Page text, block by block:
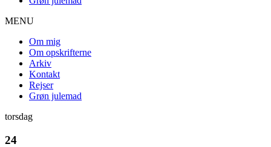
MENU
Om mig
Om opskrifterne
Arkiv
Kontakt
Rejser
Grøn julemad
torsdag
24